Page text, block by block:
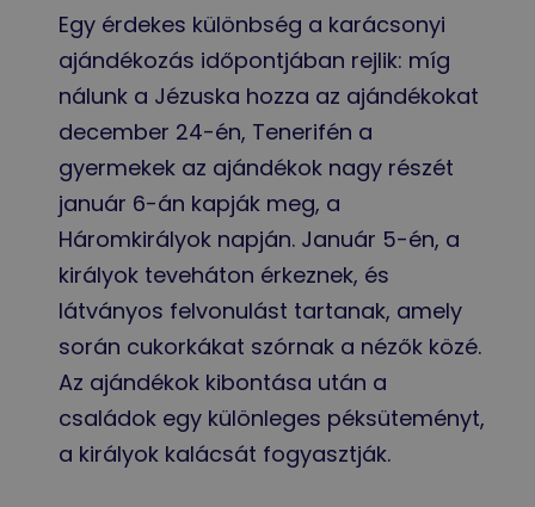
Egy érdekes különbség a karácsonyi
ajándékozás időpontjában rejlik: míg
nálunk a Jézuska hozza az ajándékokat
december 24-én, Tenerifén a
gyermekek az ajándékok nagy részét
január 6-án kapják meg, a
Háromkirályok napján. Január 5-én, a
királyok teveháton érkeznek, és
látványos felvonulást tartanak, amely
során cukorkákat szórnak a nézők közé.
Az ajándékok kibontása után a
családok egy különleges péksüteményt,
a királyok kalácsát fogyasztják.